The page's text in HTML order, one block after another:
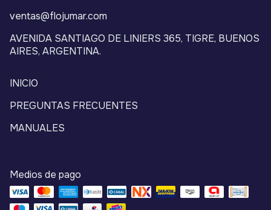
ventas@flojumar.com
AVENIDA SANTIAGO DE LINIERS 365, TIGRE, BUENOS
AIRES, ARGENTINA.
INICIO
PREGUNTAS FRECUENTES
MANUALES
Medios de pago